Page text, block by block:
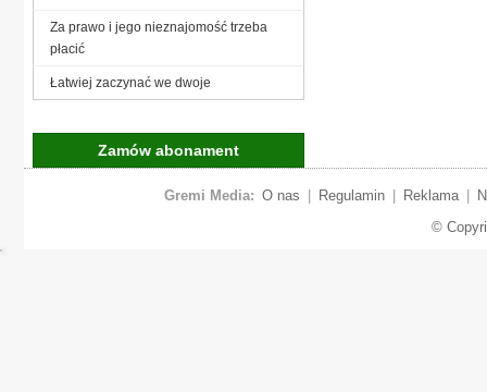
Za prawo i jego nieznajomość trzeba
płacić
Łatwiej zaczynać we dwoje
Zamów abonament
Gremi Media: O nas Regulamin Reklama
©